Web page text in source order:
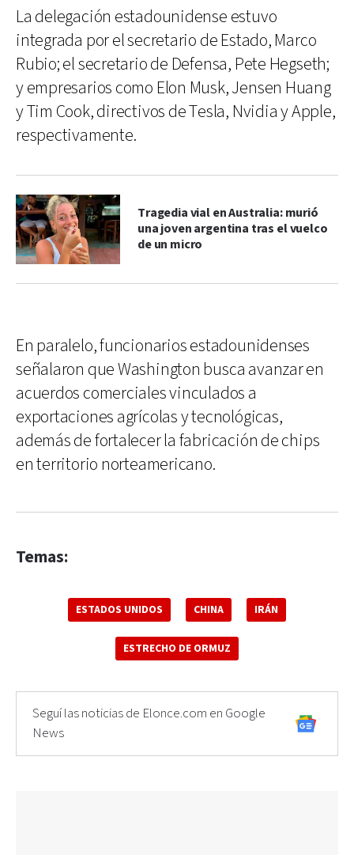
La delegación estadounidense estuvo
integrada por el secretario de Estado, Marco
Rubio; el secretario de Defensa, Pete Hegseth;
y empresarios como Elon Musk, Jensen Huang
y Tim Cook, directivos de Tesla, Nvidia y Apple,
respectivamente.
Tragedia vial en Australia: murió
una joven argentina tras el vuelco
de un micro
En paralelo, funcionarios estadounidenses
señalaron que Washington busca avanzar en
acuerdos comerciales vinculados a
exportaciones agrícolas y tecnológicas,
además de fortalecer la fabricación de chips
en territorio norteamericano.
Temas:
ESTADOS UNIDOS CHINA IRÁN
ESTRECHO DE ORMUZ
Seguí las noticias de Elonce.com en Google
News